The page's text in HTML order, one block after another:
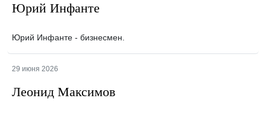
Юрий Инфанте
Юрий Инфанте - бизнесмен.
29 июня 2026
Леонид Максимов